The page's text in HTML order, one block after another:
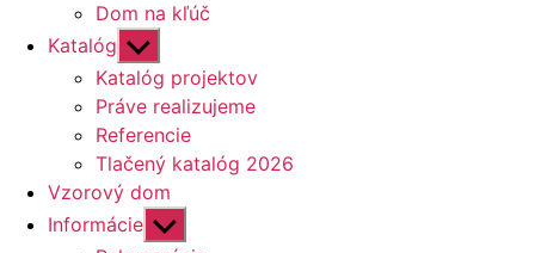
Dom na kľúč
Katalóg Zobraziť
druhú
úroveň
navigácie
Katalóg projektov
Práve realizujeme
Referencie
Tlačený katalóg 2026
Vzorový dom
Informácie Zobraziť